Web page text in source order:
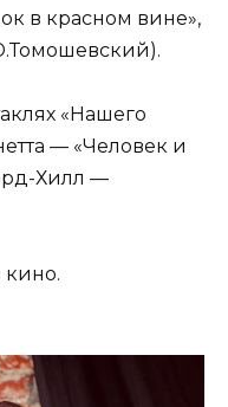
в красном вине»,
«Нашего
— «Человек и
Хилл —
кино.